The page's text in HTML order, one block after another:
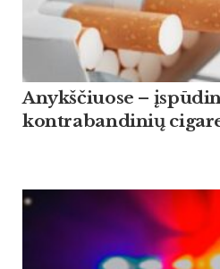
Anykščiuose –
kontrabandinių